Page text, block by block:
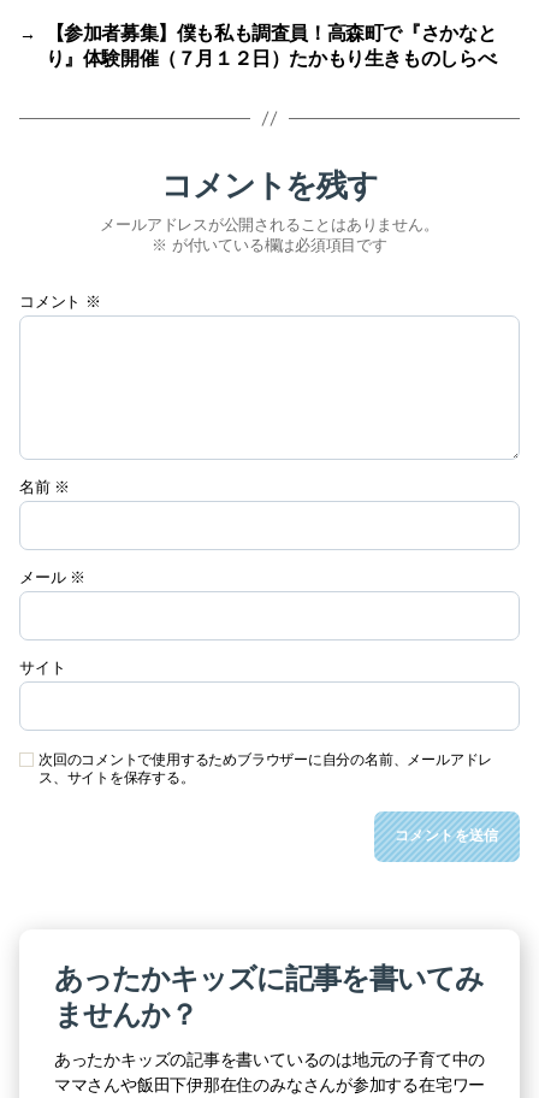
→
【参加者募集】僕も私も調査員！高森町で『さかなと
り』体験開催（７月１２日）たかもり生きものしらべ
コメントを残す
メールアドレスが公開されることはありません。
※ が付いている欄は必須項目です
コメント ※
名前 ※
メール ※
サイト
次回のコメントで使用するためブラウザーに自分の名前、メールアドレ
ス、サイトを保存する。
あったかキッズに記事を書いてみ
ませんか？
あったかキッズの記事を書いているのは地元の子育て中の
ママさんや飯田下伊那在住のみなさんが参加する在宅ワー